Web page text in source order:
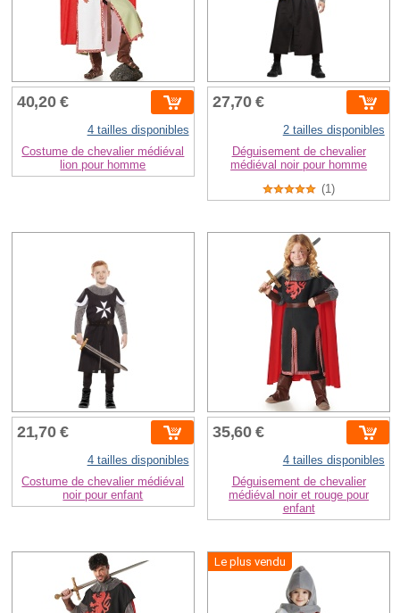
40,20 €
4 tailles disponibles
Costume de chevalier médiéval
lion pour homme
27,70 €
2 tailles disponibles
Déguisement de chevalier
médiéval noir pour homme
(1)
21,70 €
4 tailles disponibles
Costume de chevalier médiéval
noir pour enfant
35,60 €
4 tailles disponibles
Déguisement de chevalier
médiéval noir et rouge pour
enfant
Le plus vendu